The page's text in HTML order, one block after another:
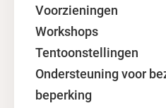
Voorzieningen
Workshops
Tentoonstellingen
Ondersteuning voor
beperking